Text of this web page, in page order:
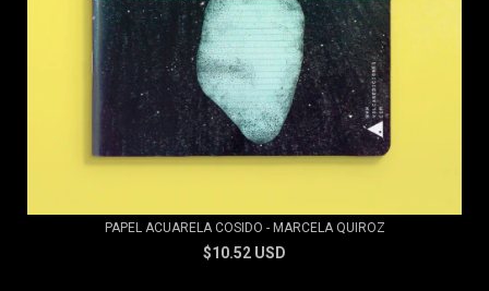
PAPEL ACUARELA COSIDO - MARCELA QUIROZ
$10.52 USD